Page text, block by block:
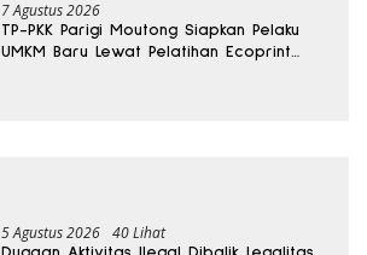
7 Agustus 2026
TP-PKK Parigi Moutong Siapkan Pelaku
UMKM Baru Lewat Pelatihan Ecoprint
5 Agustus 2026 40 Lihat